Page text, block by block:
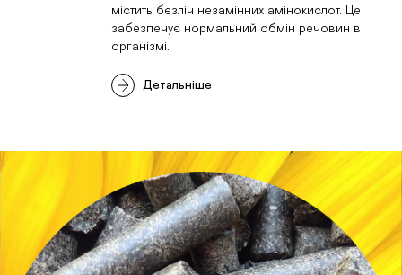
містить безліч незамінних амінокислот. Це
забезпечує нормальний обмін речовин в
організмі.
Детальніше